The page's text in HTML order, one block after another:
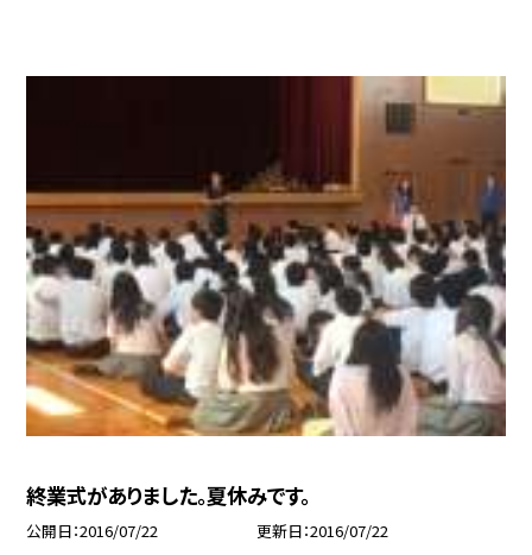
終業式がありました。夏休みです。
公開日 2016/07/22 更新日 2016/07/22